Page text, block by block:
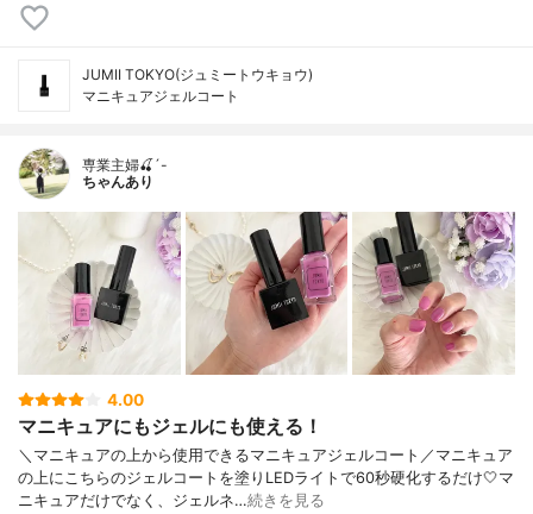
JUMII TOKYO(ジュミートウキョウ)
マニキュアジェルコート
専業主婦🍒´-
ちゃんあり
4.00
マニキュアにもジェルにも使える！
＼マニキュアの上から使用できるマニキュアジェルコート／マニキュア
の上にこちらのジェルコートを塗りLEDライトで60秒硬化するだけ🤍マ
ニキュアだけでなく、ジェルネ…続きを見る